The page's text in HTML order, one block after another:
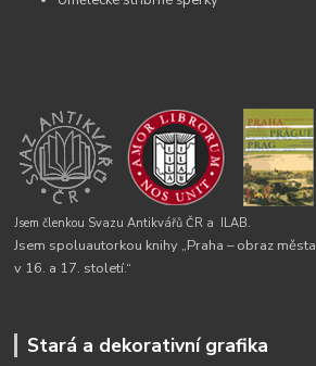
Jsem členkou Svazu Antikvářů ČR a ILAB.
Jsem spoluautorkou knihy „Praha – obraz města
v 16. a 17. století.“
Stará a dekorativní grafika